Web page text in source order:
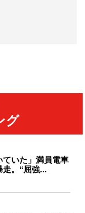
グ
ていた」満員電車
走。“屈強...